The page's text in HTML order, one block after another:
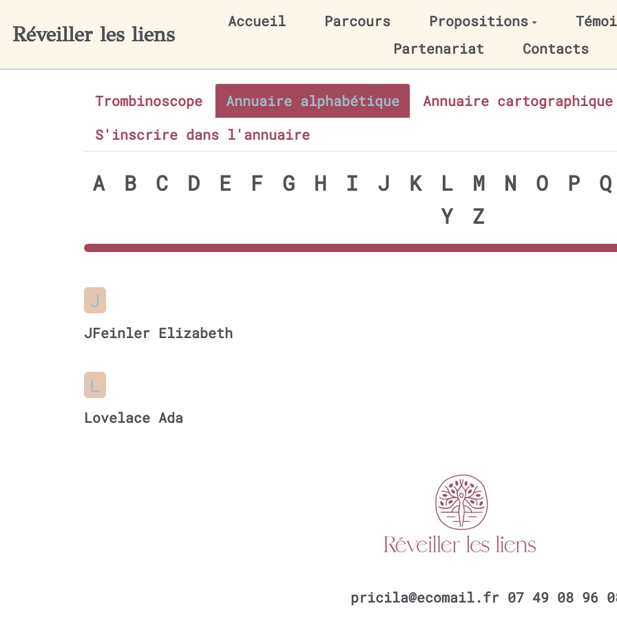
Aller au contenu principal
Réveiller les liens
Accueil Parcours Propositions
Partenariat
Contacts
Trombinoscope Annuaire alphabétique
Annuaire cartographique
S'inscrire dans l'annuaire
A B C D E F G H I J K L M N O P
Q
Y
Z
J
JFeinler Elizabeth
L
Lovelace Ada
pricila@ecomail.fr 07 49 08 96